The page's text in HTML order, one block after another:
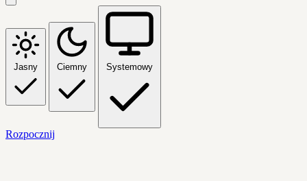
Jasny Ciemny Systemowy
Rozpocznij